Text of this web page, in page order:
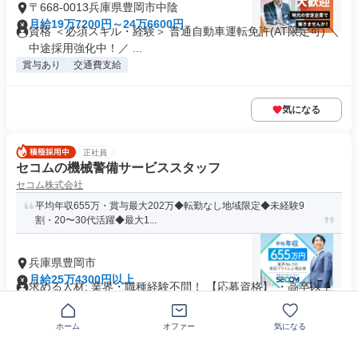
〒668-0013兵庫県豊岡市中陰
月給19万7200円～24万6600円
資格 ＜必須スキル・経験＞ 普通自動車運転免許(AT限定可) ＼
中途採用強化中！／ ...
賞与あり 交通費支給
気になる
正社員
セコムの機械警備サービススタッフ
セコム株式会社
平均年収655万・賞与最大202万◆転勤なし地域限定◆未経験9
割・20〜30代活躍◆最大1...
兵庫県豊岡市
月給25万4300円以上
求める人材: 業界・職種経験不問！ 【応募資格】 ・高卒以上
・39歳までの方...
交通費支給
ホーム オファー 気になる